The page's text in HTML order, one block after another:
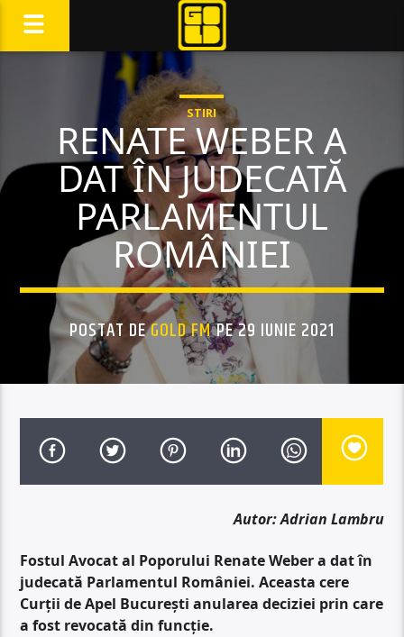
STIRI
RENATE WEBER A
DAT ÎN JUDECATĂ
PARLAMENTUL
ROMÂNIEI
POSTAT DEGOLD FMPE 29 IUNIE 2021
Autor: Adrian Lambru
Fostul Avocat al Poporului Renate Weber a dat în
judecată Parlamentul României. Aceasta cere
Curții de Apel București anularea deciziei prin care
a fost revocată din funcție.